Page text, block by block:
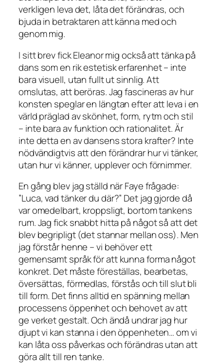
verkligen leva det, låta det förändras, och
bjuda in betraktaren att känna med och
genom mig.
I sitt brev fick Eleanor mig också att tänka på
dans som en rik estetisk erfarenhet – inte
bara visuell, utan fullt ut sinnlig. Att
omslutas, att beröras. Jag fascineras av hur
konsten speglar en längtan efter att leva i en
värld präglad av skönhet, form, rytm och stil
– inte bara av funktion och rationalitet. Är
inte detta en av dansens stora krafter? Inte
nödvändigtvis att den förändrar hur vi tänker,
utan hur vi känner, upplever och förnimmer.
En gång blev jag ställd när Faye frågade:
”Luca, vad tänker du där?” Det jag gjorde då
var omedelbart, kroppsligt, bortom tankens
rum. Jag fick snabbt hitta på något så att det
blev begripligt (det stannar mellan oss). Men
jag förstår henne – vi behöver ett
gemensamt språk för att kunna forma något
konkret. Det måste föreställas, bearbetas,
översättas, förmedlas, förstås och till slut bli
till form. Det finns alltid en spänning mellan
processens öppenhet och behovet av att
ge verket gestalt. Och ändå undrar jag hur
djupt vi kan stanna i den öppenheten… om vi
kan låta oss påverkas och förändras utan att
göra allt till ren tanke.